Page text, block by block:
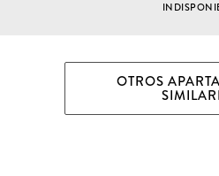
OTROS